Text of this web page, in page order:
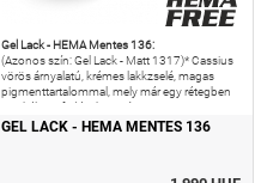
Gel Lack - HEMA Mentes 136:
(Azonos szín: Gel Lack - Matt 1317)* Cassius
vörös árnyalatú, krémes lakkzselé, magas
pigmenttartalommal, mely már egy rétegben
is tökéletes fedést biztosít.
GEL LACK - HEMA MENTES 136